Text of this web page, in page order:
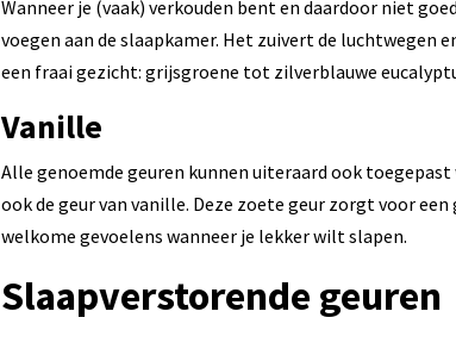
Wanneer je (vaak) verkouden bent en daardoor niet
voegen aan de slaapkamer. Het zuivert de luchtwegen
een fraai gezicht: grijsgroene tot zilverblauwe
Vanille
Alle genoemde geuren kunnen uiteraard ook
ook de geur van vanille. Deze zoete geur zorgt voor
welkome gevoelens wanneer je lekker wilt slapen.
Slaapverstorende geuren